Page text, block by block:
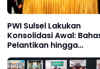
PWI Sulsel Lakukan
Konsolidasi Awal:
Pelantikan hingga
Agenda Porwanas